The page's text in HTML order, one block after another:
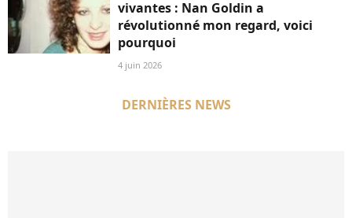
vivantes : Nan Goldin a
révolutionné mon regard, voici
pourquoi
4 juin 2026
DERNIÈRES NEWS